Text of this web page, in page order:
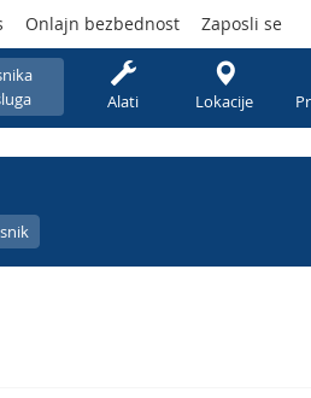
Alati Lokacije
Onlajn bezbednost Zaposli se